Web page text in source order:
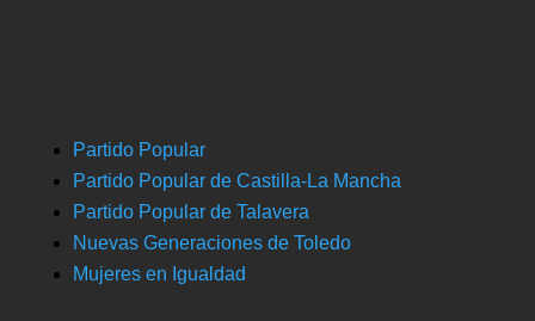
Partido Popular
Partido Popular de Castilla-La Mancha
Partido Popular de Talavera
Nuevas Generaciones de Toledo
Mujeres en Igualdad